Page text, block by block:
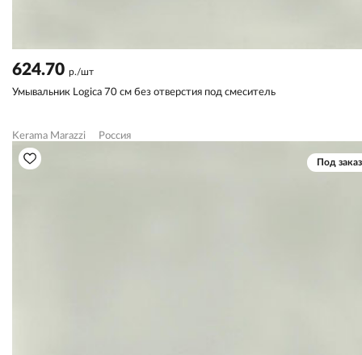
624.70 р./шт
Умывальник Logica 70 см без отверстия под смеситель
Kerama Marazzi Россия
Под заказ